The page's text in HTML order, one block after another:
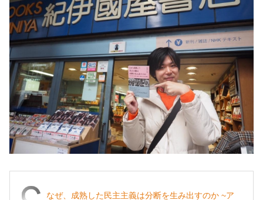
なぜ、成熟した民主主義は分断を生み出すのか ~ア